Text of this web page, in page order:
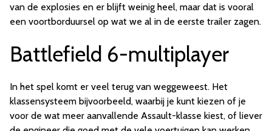
van de explosies en er blijft weinig heel, maar dat is vooral
een voortborduursel op wat we al in de eerste trailer zagen.
Battlefield 6-multiplayer
In het spel komt er veel terug van weggeweest. Het
klassensysteem bijvoorbeeld, waarbij je kunt kiezen of je
voor de wat meer aanvallende Assault-klasse kiest, of liever